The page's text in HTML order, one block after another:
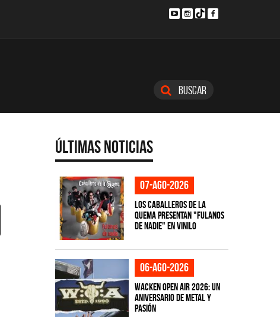
Buscar
Últimas Noticias
07-ago-2026
Los Caballeros de la
Quema presentan "Fulanos
de Nadie" en vinilo
06-ago-2026
Wacken Open Air 2026: Un
aniversario de metal y
pasión